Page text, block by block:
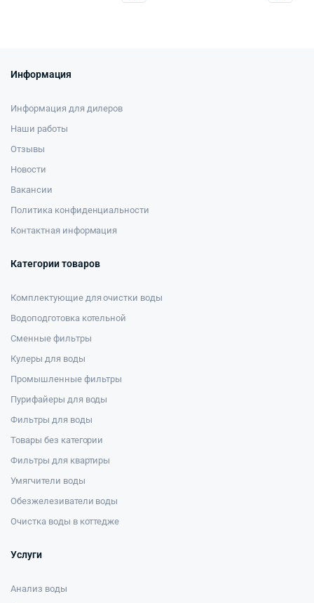
Информация
Информация для дилеров
Наши работы
Отзывы
Новости
Вакансии
Политика конфиденциальности
Контактная информация
Категории товаров
Комплектующие для очистки воды
Водоподготовка котельной
Сменные фильтры
Кулеры для воды
Промышленные фильтры
Пурифайеры для воды
Фильтры для воды
Товары без категории
Фильтры для квартиры
Умягчители воды
Обезжелезиватели воды
Очистка воды в коттедже
Услуги
Анализ воды